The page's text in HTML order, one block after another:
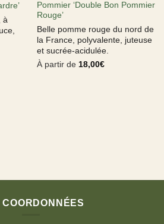
à
Pommier ‘Double Bon Pommier
Rouge’
Belle pomme rouge du nord de
la France, polyvalente, juteuse
et sucrée-acidulée.
À partir de 18,00€
COORDONNÉES